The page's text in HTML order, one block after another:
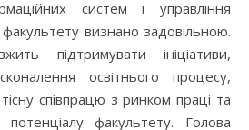
систем і управління
визнано задовільною.
підтримувати ініціативи,
освітнього процесу,
тісну співпрацю з ринком праці та
факультету. Голова